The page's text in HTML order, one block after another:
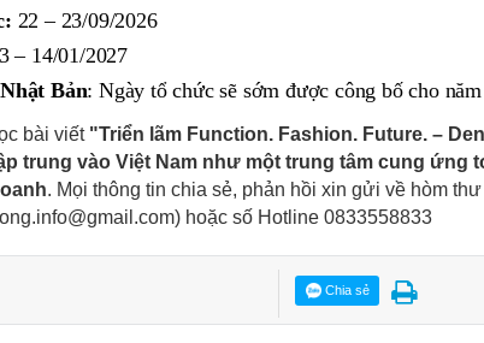
22 – 23/09/2026
– 14/01/2027
Bản: Ngày tổ chức sẽ sớm được công bố cho
bài viết "Triển lãm Function. Fashion. Future. –
trung vào Việt Nam như một trung tâm cung ứng
. Mọi thông tin chia sẻ, phản hồi xin gửi về hòm thư
hoặc số Hotline 0833558833
Chia sẻ